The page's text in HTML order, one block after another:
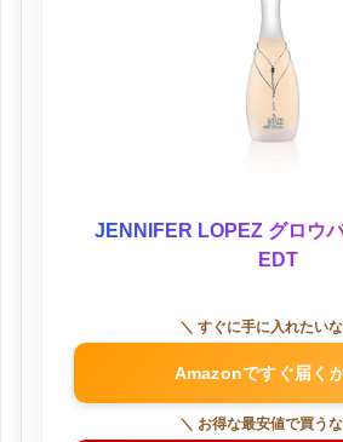
JENNIFER LOPEZ グロウ
EDT
＼ すぐに手に入れたい
Amazonですぐ届く
＼ お得な最安値で買う